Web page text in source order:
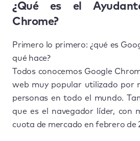
¿Qué es el
Chrome?
Primero lo primero: ¿qué es
qué hace?
Todos conocemos Google
web muy popular utilizado por
personas en todo el mundo.
que es el navegador líder, con
cuota de mercado en febrero de